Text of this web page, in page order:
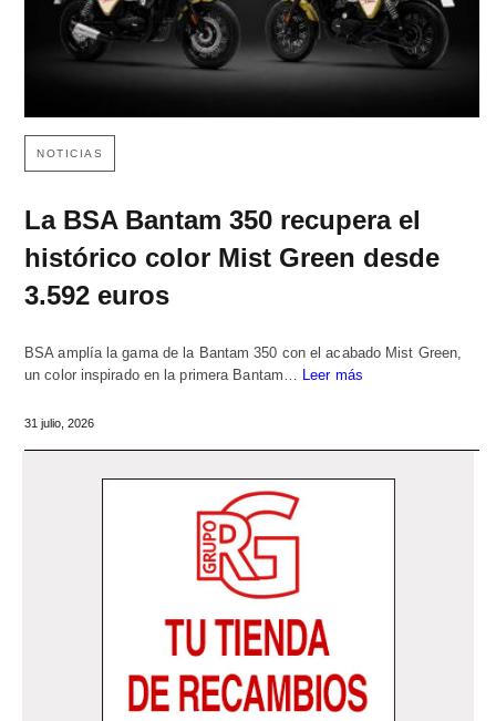
NOTICIAS
La BSA Bantam 350 recupera el
histórico color Mist Green desde
3.592 euros
BSA amplía la gama de la Bantam 350 con el acabado Mist Green,
un color inspirado en la primera Bantam… Leer más
31 julio, 2026